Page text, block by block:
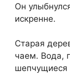
Он
искренне.
Старая
чаем. Вода,
шепчущиеся